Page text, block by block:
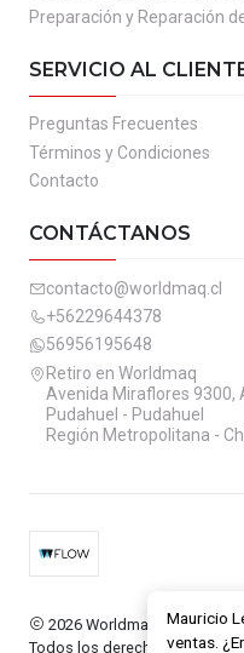
Preparación y Reparación
SERVICIO AL
Preguntas Frecuentes
Términos y Condiciones
Contacto
CONTÁCTANOS
contacto@worldmaq.cl
+56229644378
56956195648
Retiro en Worldmaq
Avenida Miraflores 9300,
Pudahuel - Pudahuel
Región Metropolitana -
2026 Worldmaq.
Todos los derechos
Mauricio
ventas.